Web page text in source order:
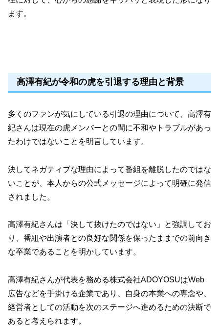
ます。
高澤有紀が令和の虎を引退する理由と背景
多くのファンが気にしている引退の理由について、高澤有
紀さんは現在の虎メンバーとの間に不和やトラブルがあっ
たわけではないことを明言しています。
決してネガティブな理由によって番組を離脱したのではな
いことが、本人からの公式メッセージによって明確に発信
されました。
高澤有紀さんは「決して抜けたのではない」と強調してお
り、番組や出演者との良好な関係を保ったままでの前向き
な卒業であることを明かしています。
高澤有紀さんが代表を務める株式会社ADOYOSUはWeb
広告などを手掛ける企業であり、自身の本業への専念や、
経営者としての活動を次のステージへ進めるための決断で
あると考えられます。